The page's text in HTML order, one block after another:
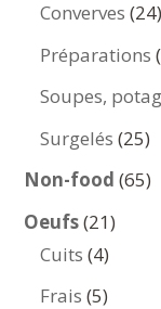
Converves 24
Préparations
Soupes,
Surgelés 2525
Non-food 6565
Oeufs 2121
Cuits 44
Frais 55